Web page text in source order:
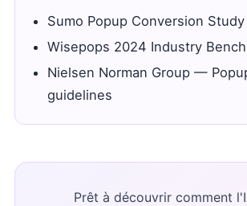
Sumo Popup Conversion Study
Wisepops 2024 Industry
Nielsen Norman Group —
guidelines
Prêt à découvrir comment